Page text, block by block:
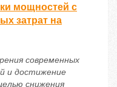
мощностей с
затрат на
современных
и достижение
снижения